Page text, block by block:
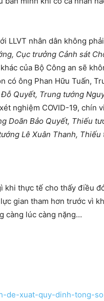
LLVT nhân dân không
Cục trưởng Cảnh sát
của Bộ Công an sẽ
có ông Phan Hữu Tuấn,
Đỗ Quyết, Trung tướng
nghiệm COVID-19, chín
Doãn Bảo Quyết, Thiếu
Lê Xuân Thanh, Thiếu
khi thực tế cho thấy điều
lực gian tham hơn trước vì
càng lúc càng nặng…
de-xuat-quy-dinh-tong-